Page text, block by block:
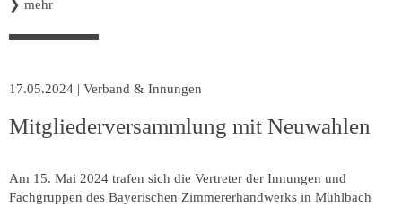
❯ mehr
17.05.2024 | Verband & Innungen
Mitgliederversammlung mit Neuwahlen
Am 15. Mai 2024 trafen sich die Vertreter der Innungen und
Fachgruppen des Bayerischen Zimmererhandwerks in Mühlbach